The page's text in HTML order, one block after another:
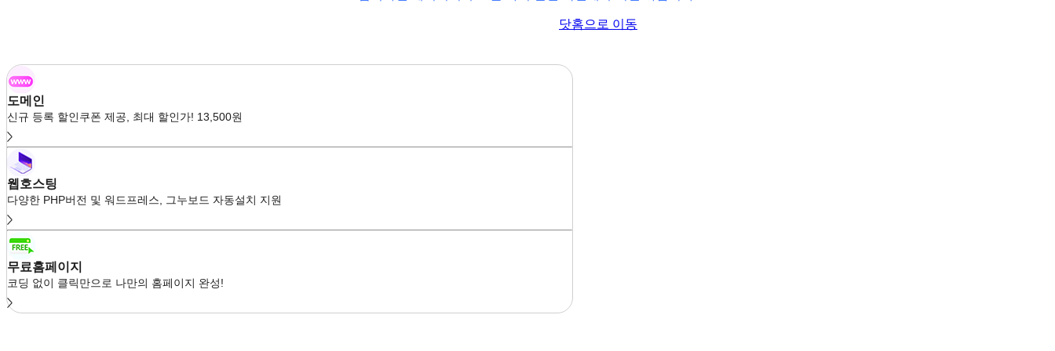
닷홈으로 이동
도메인
신규 등록 할인쿠폰 제공, 최대 할인가! 13,500원
웹호스팅
다양한 PHP버전 및 워드프레스, 그누보드 자동설치 지원
무료홈페이지
코딩 없이 클릭만으로 나만의 홈페이지 완성!